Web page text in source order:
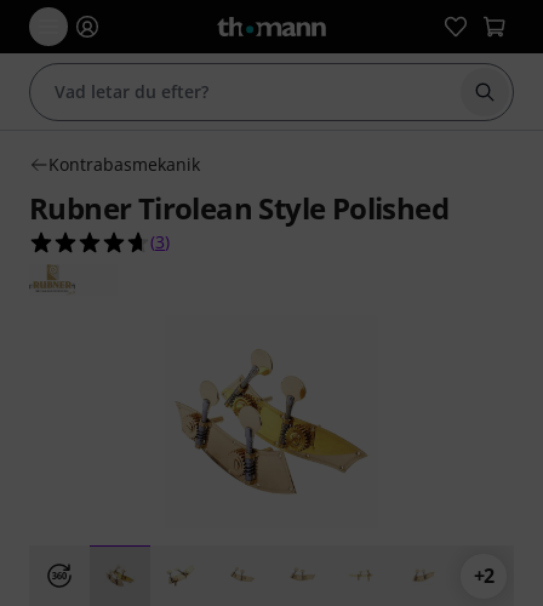
Börja
Kontrabasmekanik
Rubner Tirolean Style Polished
4.7 av 5 stjärnor från 3 kundbetyg
(3)
+2